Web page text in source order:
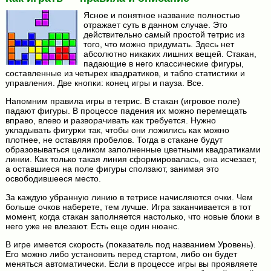
Ясное и понятное название полностью
отражает суть в данном случае. Это
действительно самый простой тетрис из
того, что можно придумать. Здесь нет
абсолютно никаких лишних вещей. Стакан,
падающие в него классические фигуры,
составленные из четырех квадратиков, и табло статистики и
управления. Две кнопки: конец игры и пауза. Все.
Напомним правила игры в тетрис. В стакан (игровое поле)
падают фигуры. В процессе падения их можно перемещать
вправо, влево и разворачивать как требуется. Нужно
укладывать фигурки так, чтобы они ложились как можно
плотнее, не оставляя пробелов. Тогда в стакане будут
образовываться целиком заполненные цветными квадратиками
линии. Как только такая линия сформировалась, она исчезает,
а оставшиеся на поле фигуры сползают, занимая это
освободившееся место.
За каждую убранную линию в тетрисе начисляются очки. Чем
больше очков наберете, тем лучше. Игра заканчивается в тот
момент, когда стакан заполняется настолько, что новые блоки в
него уже не влезают. Есть еще один нюанс.
В игре имеется скорость (показатель под названием Уровень).
Его можно либо установить перед стартом, либо он будет
меняться автоматически. Если в процессе игры вы проявляете